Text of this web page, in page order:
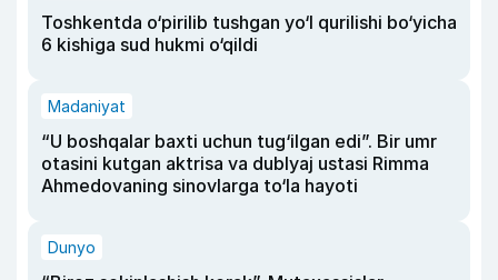
Toshkentda o‘pirilib tushgan yo‘l qurilishi bo‘yicha
6 kishiga sud hukmi o‘qildi
Madaniyat
“U boshqalar baxti uchun tug‘ilgan edi”. Bir umr
otasini kutgan aktrisa va dublyaj ustasi Rimma
Ahmedovaning sinovlarga to‘la hayoti
Dunyo